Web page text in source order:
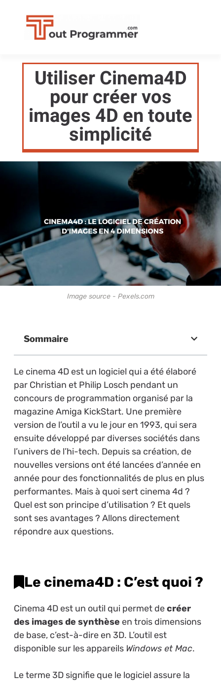
Utiliser Cinema4D
pour créer vos
images 4D en toute
simplicité
Image source - Pexels.com
Sommaire
Le cinema 4D est un logiciel qui a été élaboré
par Christian et Philip Losch pendant un
concours de programmation organisé par la
magazine Amiga KickStart. Une première
version de l’outil a vu le jour en 1993, qui sera
ensuite développé par diverses sociétés dans
l’univers de l’hi-tech. Depuis sa création, de
nouvelles versions ont été lancées d’année en
année pour des fonctionnalités de plus en plus
performantes. Mais à quoi sert cinema 4d ?
Quel est son principe d’utilisation ? Et quels
sont ses avantages ? Allons directement
répondre aux questions.
Le cinema4D : C’est quoi ?
Cinema 4D est un outil qui permet decréer
des images de synthèse en trois dimensions
de base, c’est-à-dire en 3D. L’outil est
disponible sur les appareils Windows et Mac.
Le terme 3D signifie que le logiciel assure la